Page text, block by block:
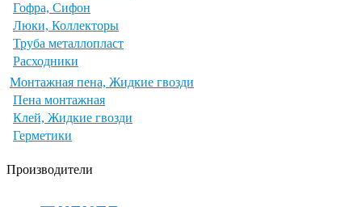
Гофра, Сифон
Люки, Коллекторы
Труба металлопласт
Расходники
Монтажная пена, Жидкие гвозди
Пена монтажная
Клей, Жидкие гвозди
Герметики
Производители